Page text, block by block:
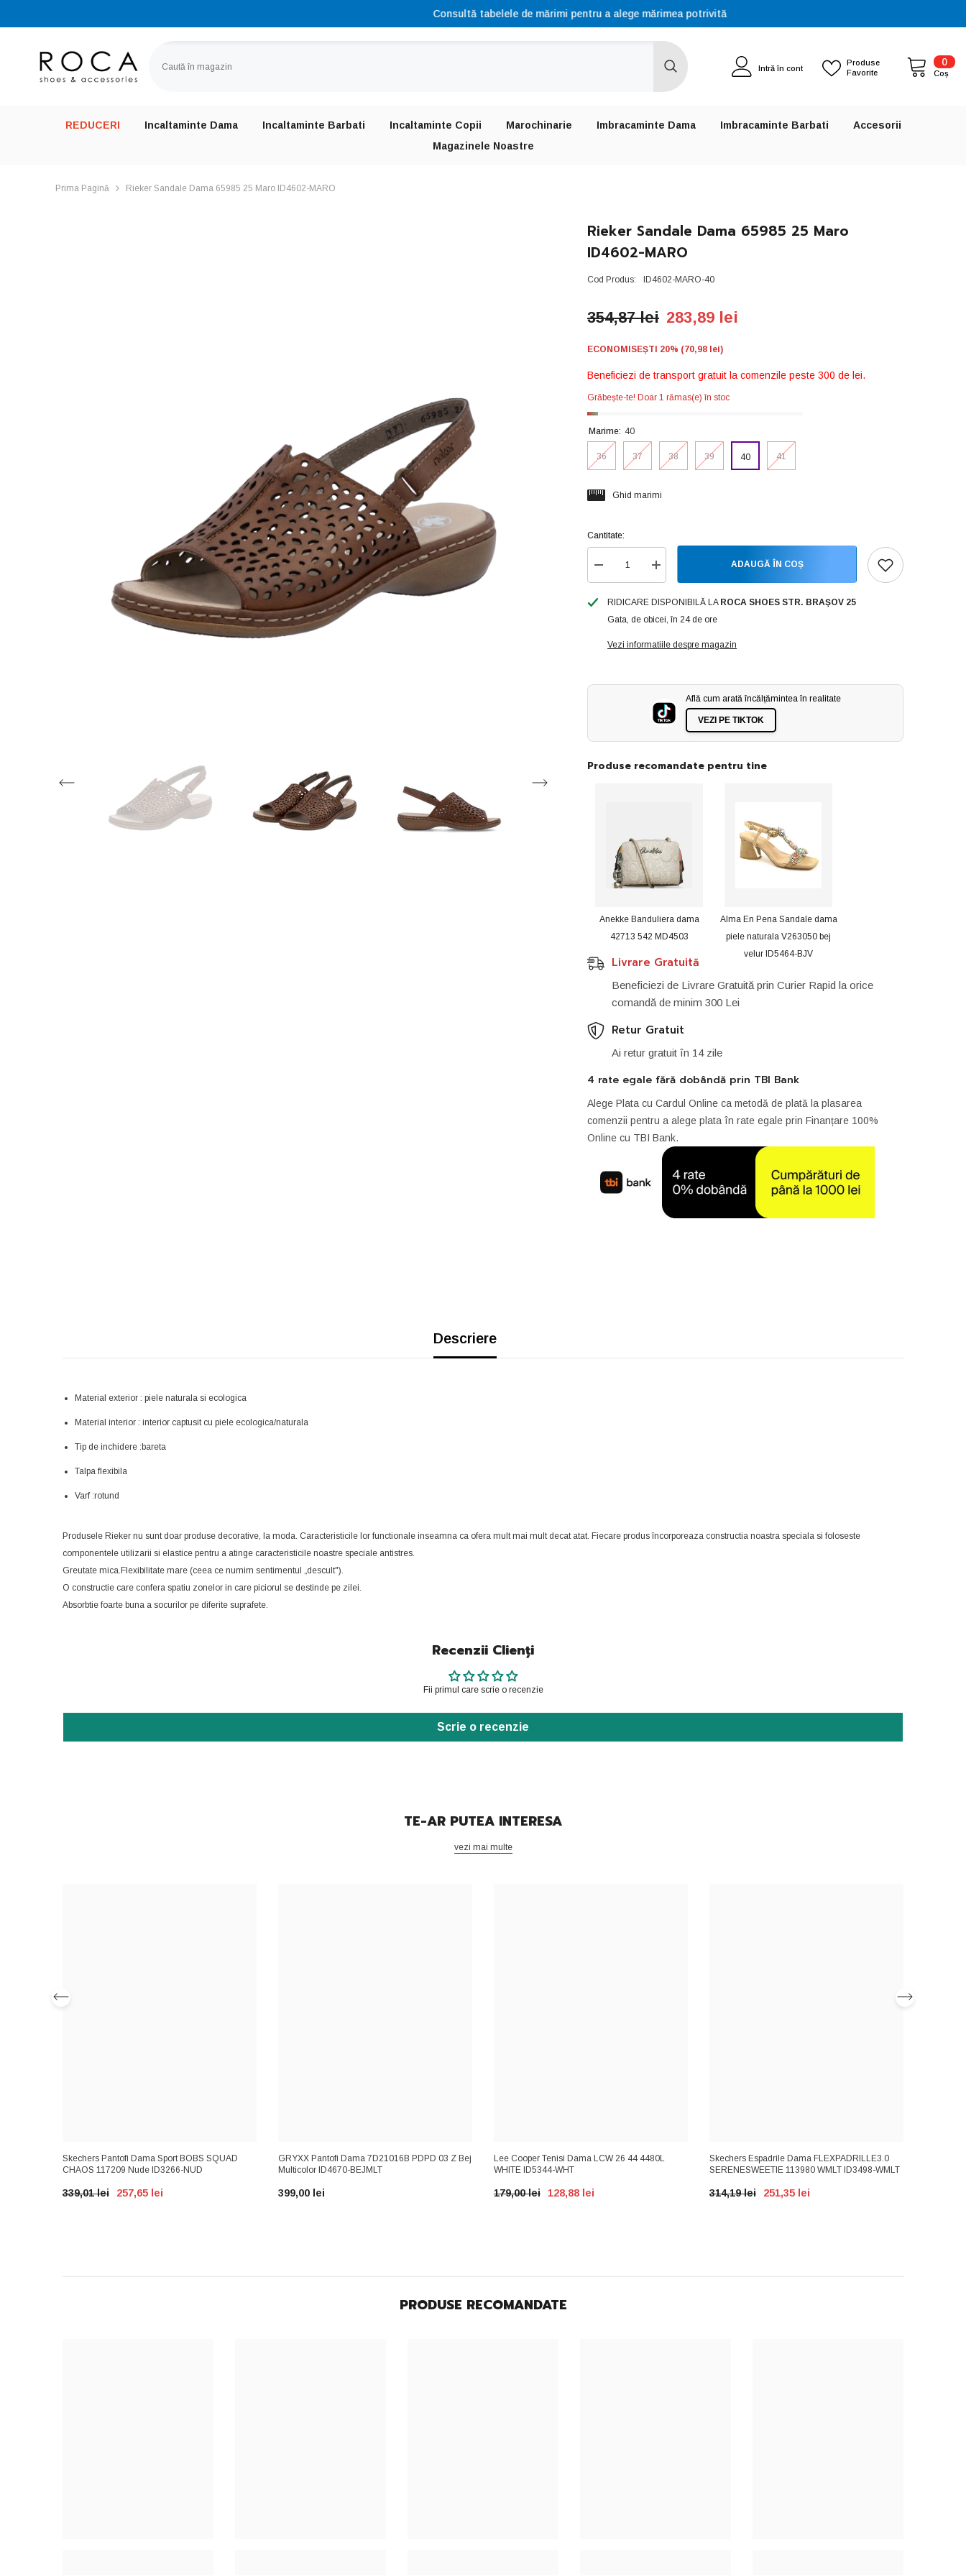
Consultă tabelele de mărimi pentru a alege mărimea potrivită
00
Coș
Produse
Favorite
Intră în cont
REDUCERI Incaltaminte Dama Incaltaminte Barbati Incaltaminte Copii Marochinarie Imbracaminte Dama Imbracaminte Barbati
Accesorii
Magazinele Noastre
Prima Pagină Rieker Sandale Dama 65985 25 Maro ID4602-MARO
Rieker Sandale Dama 65985 25 Maro
ID4602-MARO
Cod Produs: ID4602-MARO-40
354,87 lei 283,89 lei
ECONOMISEȘTI 20% (70,98 lei)
Beneficiezi de transport gratuit la comenzile peste 300 de lei.
Grăbește-te! Doar 1 rămas(e) în stoc
Marime: 40
36 37 38 39 40 41
Ghid marimi
Cantitate:
Reduceți
cantitatea
Rieker
dama
25
Creșteți
cantitatea
Rieker
dama
25
ADAUGĂ ÎN COȘ
RIDICARE DISPONIBILĂ LA ROCA SHOES STR. BRAȘOV 25
Gata, de obicei, în 24 de ore
Vezi informatiile despre magazin
Află cum arată încălțămintea în realitate
VEZI PE TIKTOK
Produse recomandate pentru tine
Anekke Banduliera dama
42713 542 MD4503
Alma En Pena Sandale dama
piele naturala V263050 bej
velur ID5464-BJV
Livrare Gratuită
Beneficiezi de Livrare Gratuită prin Curier Rapid la orice
comandă de minim 300 Lei
Retur Gratuit
Ai retur gratuit în 14 zile
4 rate egale fără dobândă prin TBI Bank
Alege Plata cu Cardul Online ca metodă de plată la plasarea
comenzii pentru a alege plata în rate egale prin Finanțare 100%
Online cu TBI Bank.
Descriere
Material exterior : piele naturala si ecologica
Material interior : interior captusit cu piele ecologica/naturala
Tip de inchidere :bareta
Talpa flexibila
Varf :rotund
Produsele Rieker nu sunt doar produse decorative, la moda. Caracteristicile lor functionale inseamna ca ofera mult mai mult decat atat. Fiecare produs încorporeaza constructia noastra speciala si foloseste
componentele utilizarii si elastice pentru a atinge caracteristicile noastre speciale antistres.
Greutate mica.Flexibilitate mare (ceea ce numim sentimentul „descult").
O constructie care confera spatiu zonelor in care piciorul se destinde pe zilei.
Absorbtie foarte buna a socurilor pe diferite suprafete.
Recenzii Clienți
Fii primul care scrie o recenzie
Scrie o recenzie
TE-AR PUTEA INTERESA
vezi mai multe
Skechers Pantofi Dama Sport BOBS SQUAD
CHAOS 117209 Nude ID3266-NUD
339,01 lei 257,65 lei
GRYXX Pantofi Dama 7D21016B PDPD 03 Z Bej
Multicolor ID4670-BEJMLT
399,00 lei
Lee Cooper Tenisi Dama LCW 26 44 4480L
WHITE ID5344-WHT
179,00 lei 128,88 lei
Skechers Espadrile Dama FLEXPADRILLE3.0
SERENESWEETIE 113980 WMLT ID3498-WMLT
314,19 lei 251,35 lei
PRODUSE RECOMANDATE